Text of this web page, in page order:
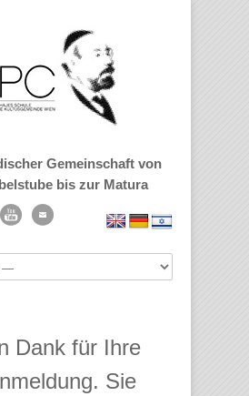
Gemeinschaft von
bis zur Matura
Dank für Ihre
Sie